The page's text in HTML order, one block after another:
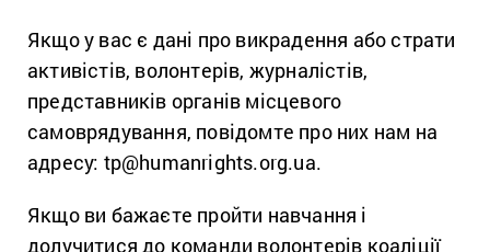
Якщо у вас є дані про викрадення або страти
активістів, волонтерів, журналістів,
представників органів місцевого
самоврядування, повідомте про них нам на
адресу: tp@humanrights.org.ua.
Якщо ви бажаєте пройти навчання і
долучитися до команди волонтерів коаліції